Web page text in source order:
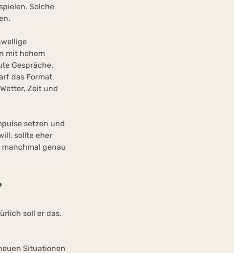
Solche
mit hohem
Gespräche.
das Format
Zeit und
setzen und
sollte eher
genau
soll er das.
Situationen